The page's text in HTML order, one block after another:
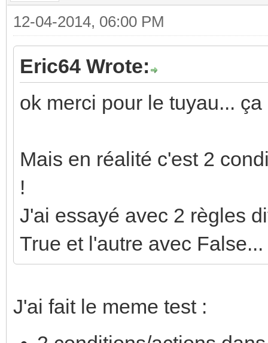
12-04-2014, 06:00 PM
Eric64 Wrote:
ok merci pour le tuyau...
Mais en réalité c'est 2
!
J'ai essayé avec 2 règles
True et l'autre avec
J'ai fait le meme test :